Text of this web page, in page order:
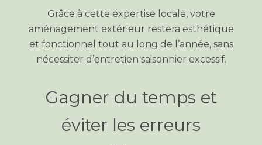
Grâce à cette expertise locale, votre
aménagement extérieur restera esthétique
et fonctionnel tout au long de l’année, sans
nécessiter d’entretien saisonnier excessif.
Gagner du temps et
éviter les erreurs